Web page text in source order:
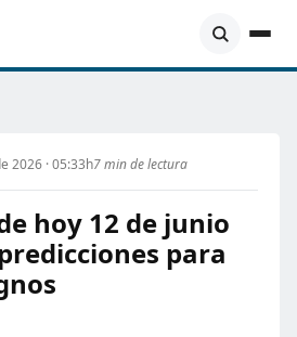
2026 · 05:33h7 min de lectura
hoy 12 de junio
para